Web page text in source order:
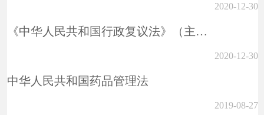
2020-12-30
《中华人民共和国行政复议法》（主席令第16号）
2020-12-30
中华人民共和国药品管理法
2019-08-27